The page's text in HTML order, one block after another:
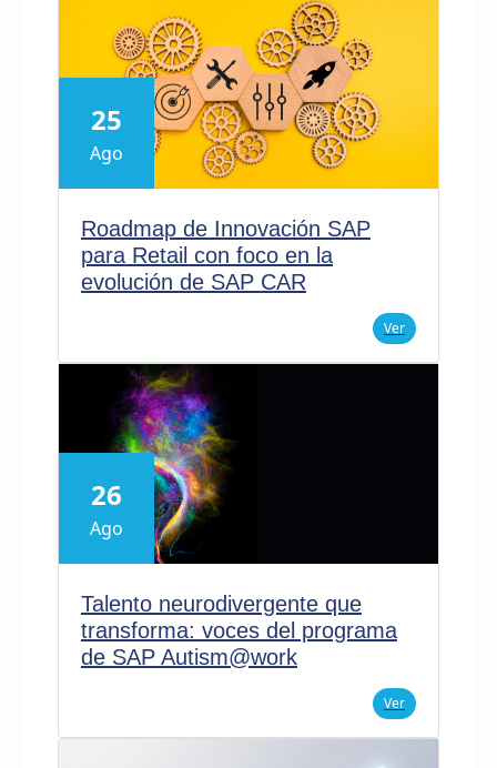
25
Ago
Roadmap de Innovación SAP
para Retail con foco en la
evolución de SAP CAR
Ver
26
Ago
Talento neurodivergente que
transforma: voces del programa
de SAP Autism@work
Ver